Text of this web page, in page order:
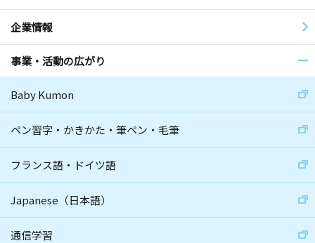
企業情報
事業・活動の広がり
Baby Kumon
ペン習字・かきかた・筆ペン・毛筆
フランス語・ドイツ語
Japanese（日本語）
通信学習